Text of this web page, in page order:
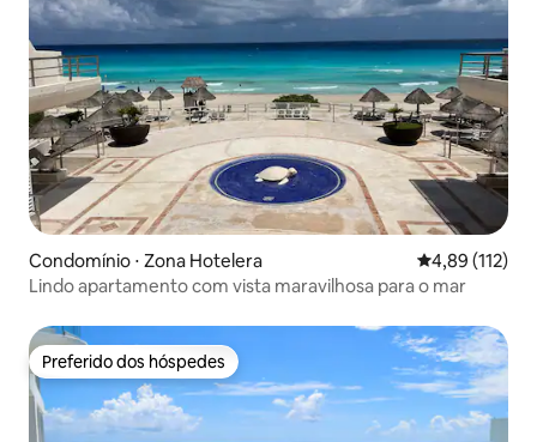
Condomínio ⋅ Zona Hotelera 4,89 de uma
4,89 (112)
Lindo apartamento com vista maravilhosa para o mar
Preferido dos hóspedes
Preferido dos hóspedes